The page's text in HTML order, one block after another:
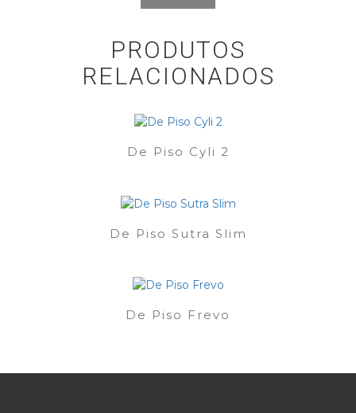
PRODUTOS
RELACIONADOS
De Piso Cyli 2
De Piso Sutra Slim
De Piso Frevo